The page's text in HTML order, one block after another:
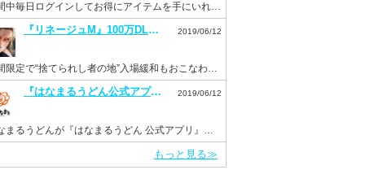
期間中毎日ログインしてお得にアイテムを手にいれよう！
『リネージュM』100万DL突破を記念して“ドラゴンのサファイア”などを配布。新イベント“Versus”も開催！ 2019/06/12
期間限定で“捨てられし者の地”入場緩和もおこなわれる。
『はなまるうどん公式アプリ』がリニューアルして6月11日より配信開始！ 2019/06/12
はなまるうどんが『はなまるうどん 公式アプリ』をInsight Coreで開発
もっと見る≫